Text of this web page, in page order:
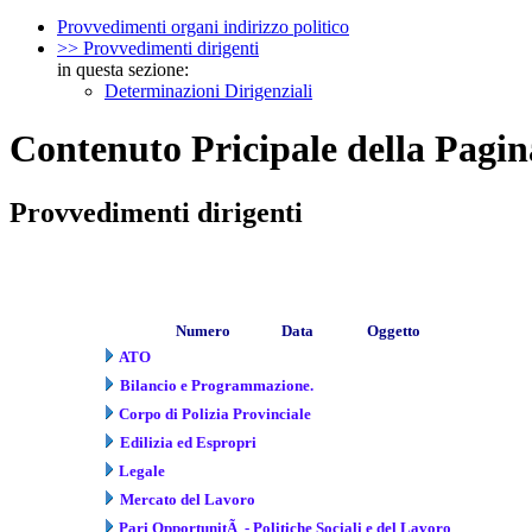
Provvedimenti organi indirizzo politico
>> Provvedimenti dirigenti
in questa sezione:
Determinazioni Dirigenziali
Contenuto Pricipale della
Provvedimenti dirigenti
Numero Data
Oggetto
ATO
Bilancio e Programmazione.
Corpo di Polizia Provinciale
Edilizia ed Espropri
Legale
Mercato del Lavoro
Pari OpportunitÃ - Politiche Sociali e del Lavoro